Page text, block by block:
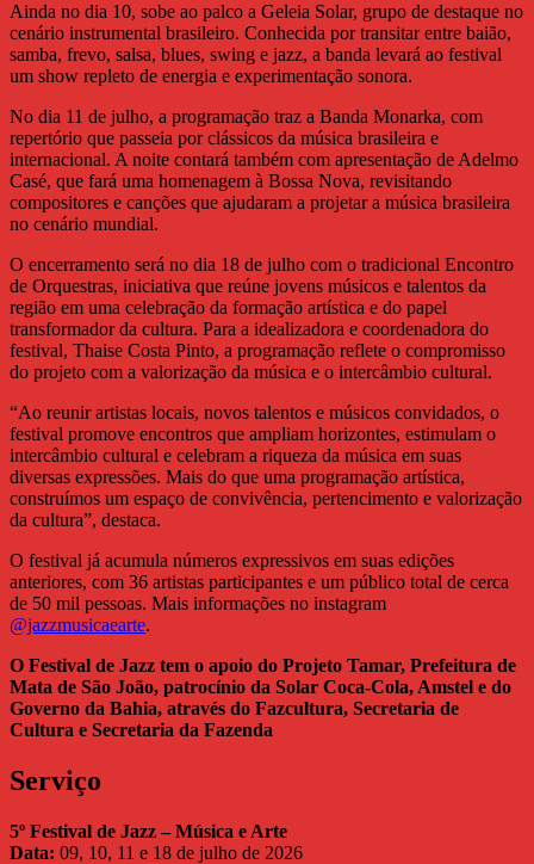
Ainda no dia 10, sobe ao palco a Geleia Solar, grupo de destaque no
cenário instrumental brasileiro. Conhecida por transitar entre baião,
samba, frevo, salsa, blues, swing e jazz, a banda levará ao festival
um show repleto de energia e experimentação sonora.
No dia 11 de julho, a programação traz a Banda Monarka, com
repertório que passeia por clássicos da música brasileira e
internacional. A noite contará também com apresentação de Adelmo
Casé, que fará uma homenagem à Bossa Nova, revisitando
compositores e canções que ajudaram a projetar a música brasileira
no cenário mundial.
O encerramento será no dia 18 de julho com o tradicional Encontro
de Orquestras, iniciativa que reúne jovens músicos e talentos da
região em uma celebração da formação artística e do papel
transformador da cultura. Para a idealizadora e coordenadora do
festival, Thaise Costa Pinto, a programação reflete o compromisso
do projeto com a valorização da música e o intercâmbio cultural.
“Ao reunir artistas locais, novos talentos e músicos convidados, o
festival promove encontros que ampliam horizontes, estimulam o
intercâmbio cultural e celebram a riqueza da música em suas
diversas expressões. Mais do que uma programação artística,
construímos um espaço de convivência, pertencimento e valorização
da cultura”, destaca.
O festival já acumula números expressivos em suas edições
anteriores, com 36 artistas participantes e um público total de cerca
de 50 mil pessoas. Mais informações no instagram
@jazzmusicaearte.
O Festival de Jazz tem o apoio do Projeto Tamar, Prefeitura de
Mata de São João, patrocínio da Solar Coca-Cola, Amstel e do
Governo da Bahia, através do Fazcultura, Secretaria de
Cultura e Secretaria da Fazenda
Serviço
5º Festival de Jazz – Música e Arte
Data: 09, 10, 11 e 18 de julho de 2026